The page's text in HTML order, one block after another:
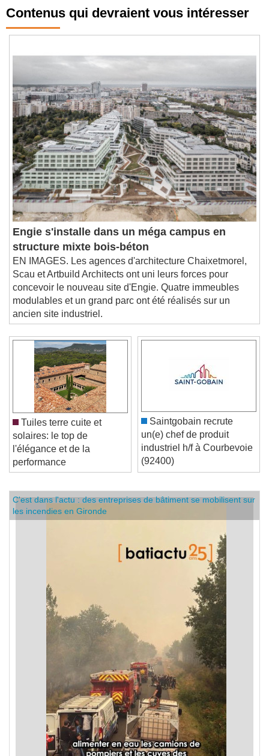
Contenus qui devraient vous intéresser
Engie s'installe dans un méga campus en
structure mixte bois-béton
EN IMAGES. Les agences d'architecture Chaixetmorel,
Scau et Artbuild Architects ont uni leurs forces pour
concevoir le nouveau site d'Engie. Quatre immeubles
modulables et un grand parc ont été réalisés sur un
ancien site industriel.
Tuiles terre cuite et
solaires: le top de
l'élégance et de la
performance
Saintgobain recrute
un(e) chef de produit
industriel h/f à Courbevoie
(92400)
C'est dans l'actu : des entreprises de bâtiment se mobilisent sur
les incendies en Gironde